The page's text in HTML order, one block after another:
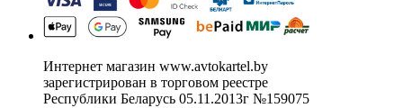
Интернет магазин www.avtokartel.by
зарегистрирован в торговом реестре
Республики Беларусь 05.11.2013г №159075